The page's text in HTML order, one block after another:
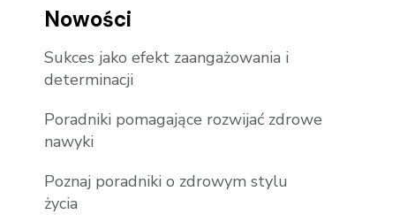
Nowości
Sukces jako efekt zaangażowania i
determinacji
Poradniki pomagające rozwijać zdrowe
nawyki
Poznaj poradniki o zdrowym stylu
życia